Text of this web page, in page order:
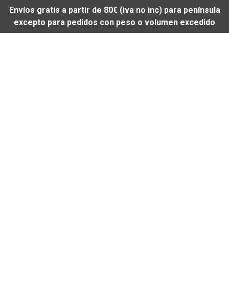
Envíos gratis a partir de 80€ (iva no inc) para península
excepto para pedidos con peso o volumen excedido